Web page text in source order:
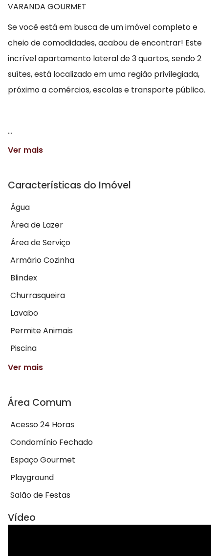
VARANDA GOURMET ️
Se você está em busca de um imóvel completo e
cheio de comodidades, acabou de encontrar! Este
incrível apartamento lateral de 3 quartos, sendo 2
suítes, está localizado em uma região privilegiada,
próximo a comércios, escolas e transporte público.
...
Ver mais
Características do Imóvel
Água
Área de Lazer
Área de Serviço
Armário Cozinha
Blindex
Churrasqueira
Lavabo
Permite Animais
Piscina
Ver mais
Área Comum
Acesso 24 Horas
Condomínio Fechado
Espaço Gourmet
Playground
Salão de Festas
Vídeo